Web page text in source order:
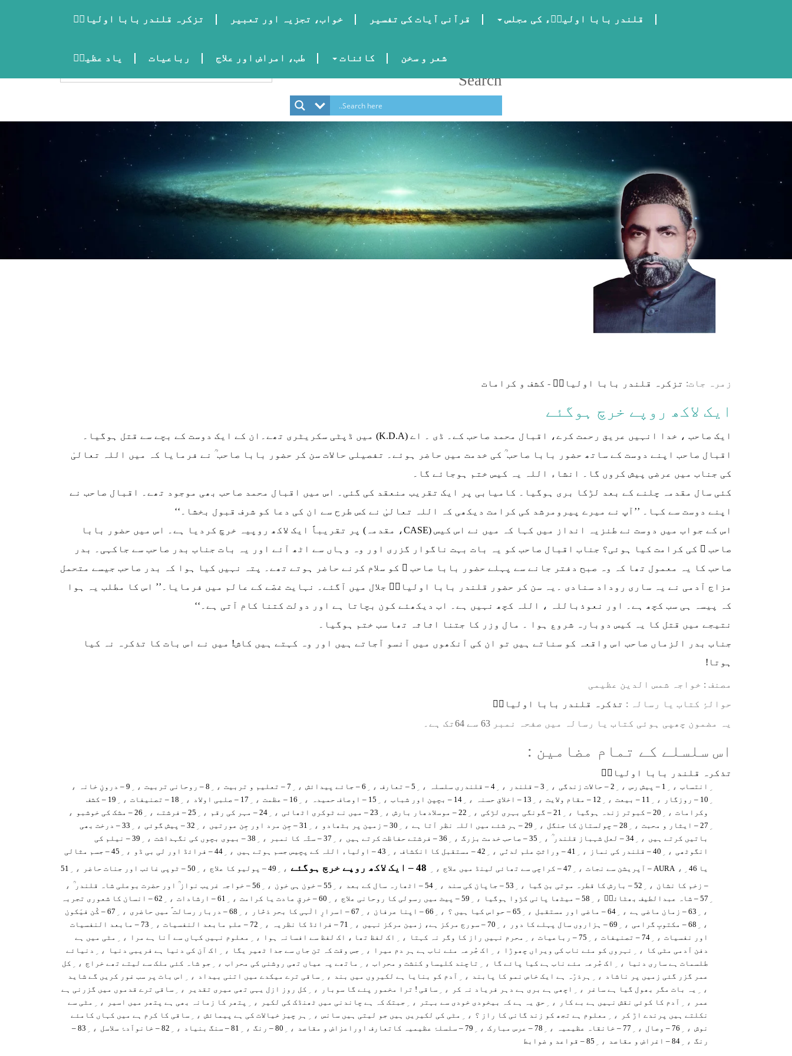
تزکرہ قلندر بابا اولیاءؒ خواب، تجزیہ اور تعبیر قرآنی آیات کی تفسیر قلندر بابا اولیاؒء کی مجلس
یاد عظیمؒ رباعیات طب، امراض اور علاج کائنات شعر و سخن
Search
زمرہ جات: تزکرہ قلندر بابا اولیاءؒ - کشف و کرامات
ایک لاکھ روپے خرچ ہوگئے
ایک صاحب ، خدا انہیں عریق رحمت کرے، اقبال محمد صاحب کے۔ ڈی ۔ اے (K.D.A) میں ڈپٹی سکریٹری تھے۔ان کے ایک دوست کے بچے سے قتل ہوگیا۔
اقبال صاحب اپنے دوست کے ساتھ حضور بابا صاحب ؒ کی خدمت میں حاضر ہوئے۔ تفصیلی حالات سن کر حضور بابا صاحب ؒ نے فرمایا کہ میں اللہ تعالیٰ
کی جناب میں عرضی پیش کروں گا۔ انشاء اللہ یہ کیس ختم ہوجائے گا۔
کئی سال مقدمہ چلنے کے بعد لڑکا بری ہوگیا۔ کامیابی پر ایک تقریب منعقد کی گئی۔ اس میں اقبال محمد صاحب بھی موجود تھے۔ اقبال صاحب نے
اپنے دوست سے کہا۔ ’’آپ نے میرے پیرومرشد کی کرامت دیکھی کہ اللہ تعالیٰ نے کس طرح سے ان کی دعا کو شرف قبول بخشا۔‘‘
اس کے جواب میں دوست نے طنزیہ انداز میں کہا کہ میں نے اس کیس (CASE، مقدمہ) پر تقریباً ایک لاکھ روپیہ خرچ کردیا ہے۔ اس میں حضور بابا
صاحب ؒ کی کرامت کیا ہوئی؟ جناب اقبال صاحب کو یہ بات بہت ناگوار گزری اور وہ وہاں سے اٹھ آئے اور یہ بات جناب بدر صاحب سے جاکہی۔ بدر
صاحب کا یہ معمول تھا کہ وہ صبح دفتر جانے سے پہلے حضور بابا صاحب ؒ کو سلام کرنے حاضر ہوتے تھے۔ پتہ نہیں کیا ہوا کہ بدر صاحب جیسے متحمل
مزاج آدمی نے یہ ساری روداد سنادی ۔یہ سن کر حضور قلندر بابا اولیاءؒ جلال میں آگئے۔ نہایت غصّے کے عالم میں فرمایا۔’’ اس کا مطلب یہ ہوا
کہ پیسہ ہی سب کچھ ہے۔ اور نعوذباللہ ، اللہ کچھ نہیں ہے۔ اب دیکھئے کون بچاتا ہے اور دولت کتنا کام آتی ہے۔‘‘
نتیجے میں قتل کا یہ کیس دوبارہ شروع ہوا ۔ مال وزر کا جتنا اثاثہ تھا سب ختم ہوگیا۔
جناب بدر الزماں صاحب اس واقعہ کو سناتے ہیں تو ان کی آنکھوں میں آنسو آجاتے ہیں اور وہ کہتے ہیں کاش! میں نے اس بات کا تذکرہ نہ کیا
ہوتا!
مصنف : خواجہ شمس الدین عظیمی
⁠⁠⁠حوالۂِ کتاب یا رسالہ : تذکرہ قلندر بابا اولیاءؒ
یہ مضمون چھپی ہوئی کتاب یا رسالہ میں صفحہ نمبر 63 سے 64تک ہے۔
اس سلسلے کے تمام مضامین :
تذکرہ قلندر بابا اولیاءؒ
انتساب ، ِ 1 – پیش رس ، ِ 2 – حالات زندگی ، ِ 3 – قلندر ، ِ 4 – قلندری سلسلہ ، ِ 5 – تعارف ، ِ 6 – جائے پیدائش ، ِ 7 – تعلیم و تربیت ، ِ 8 – روحانی تربیت ، ِ 9 – درونِ خانہ
،
10 – روزگار ، ِ 11 – بیعت ، ِ 12 – مقام ولایت ، ِ 13 – اخلاق حسنہ ، ِ 14 – بچپن اور شباب ، ِ 15 – اوصاف حمیدہ ، ِ 16 – عظمت ، ِ 17 – صلبی اولاد ، ِ 18 – تصنیفات ، ِ
19 – کشف
وکرامات ، ِ 20 – کبوتر زندہ ہوگیا ، ِ 21 – گونگی بہری لڑکی ، ِ 22 – موسلادھار بارش ، ِ 23 – میں نے ٹوکری اٹھائی ، ِ 24 – مہر کی رقم ، ِ 25 – فرشتے ، ِ 26 – مشک کی خوشبو
،
27 – ایثار و محبت ، ِ 28 – چولستان کا جنگل ، ِ 29 – ہر شئے میں اللہ نظر آتا ہے ، ِ 30 – زمین پر بٹھادو ، ِ 31 – جِن مرد اور جِن عورتیں ، ِ 32 – پیش گوئی ، ِ
33 – درخت بھی
باتیں کرتے ہیں ، ِ 34 – لعل شہباز قلندر ؒ ، ِ 35 – صاحب خدمت بزرگ ، ِ 36 – فرشتے حفاظت کرتے ہیں ، ِ 37 – سٹّہ کا نمبر ، ِ 38 – بیوی بچوں کی نگہداشت ، ِ
39 – نیلم کی
انگوٹھی ، ِ 40 – قلندر کی نماز ، ِ 41 – وراثتِ علم لدنّی ، ِ 42 – مستقبل کا انکشاف ، ِ 43 – اولیاء اللہ کے پچیس جسم ہوتے ہیں ، ِ 44 – فرائڈ اور لی بی ڈو ، ِ
45 – جسم مثالی
یا AURA
، ِ 46 – آپریشن سے نجات ، ِ 47 – کراچی سے تھائی لینڈ میں علاج ، ِ 48 – ایک لاکھ روپے خرچ ہوگئے ، ِ 49 – پولیو کا علاج ، ِ 50 – ٹوپی غائب اور جنات حاضر ، ِ
51
– زخم کا نشان ، ِ 52 – بارش کا قطرہ موتی بن گیا ، ِ 53 – جاپان کی سند ، ِ 54 – اٹھارہ سال کے بعد ، ِ 55 – خون ہی خون ، ِ 56 – خواجہ غریب نواز ؒ اور حضرت بوعلی شاہ قلندر ؒ
،
57 – شاہ عبدالطیف بھٹائیؒ ، ِ 58 – میٹھا پانی کڑوا ہوگیا ، ِ 59 – پیٹ میں رسولی کا روحانی علاج ، ِ 60 – خرقِ عادت یا کرامت ، ِ 61 – ارشادات ، ِ 62 – انسان کا شعوری تجربہ
، ِ 63 – زمان ماضی ہے ، ِ 64 – ماضی اور مستقبل ، ِ 65 – حواس کیا ہیں ؟ ، ِ 66 – اپنا عرفان ، ِ 67 – اسرارِ الٰہی کا بحر ذخّار ، ِ 68 – دربار رسالت ؐ میں حاضری ، ِ 67 – کُن فیَکون
، ِ 68 – مکتوبِ گرامی ، ِ 69 – ہزاروں سال پہلے کا دور ، ِ 70 – سورج مرکز ہے، زمین مرکز نہیں ، ِ 71 – فرائڈ کا نظریہ ، ِ 72 – علم مابعد النفسیات ، ِ
73 – مابعد النفسیات
اور نفسیات ، ِ 74 – تصنیفات ، ِ 75 – رباعیات ، ِ محرم نہیں راز کا وگر نہ کہتا ، ِ اک لفظ تھا ، اک لفظ سے افسانہ ہوا ، ِ معلوم نہیں کہاں سے آنا ہے مرا ، ِ
مٹی میں ہے
دفن آدمی مٹی کا
، ِ نہروں کو مئے ناب کی ویراں چھوڑا ، ِ اک جُرعہ مئے ناب ہے ہر دم میرا ، ِ جس وقت کہ تن جاں سے جدا ٹھیر یگا ، ِ اک آن کی دنیا ہے فریبی دنیا ، ِ
دنیائے
طلسمات ہے ساری دنیا
، ِ اک جُرعہ مئے ناب ہے کیا پائے گا ، ِ تاچند کلیساو کنشت و محراب ، ِ ماتھے پہ عیاں تھی روشنی کی محراب ، ِ جو شاہ کئی ملک سے لیتے تھے خراج ، ِ
کل
عمر گزر گئی زمیں پر ناشاد ، ِ ہرذرّہ ہے ایک خاص نمو کا پابند ، ِ آدم کو بنایا ہے لکیروں میں بند ، ِ ساقی ترے میکدے میں اتنی بیداد ، ِ اس بات پر سب غور کریں گے شاید
، ِ یہ بات مگر بھول گیا ہے ساغر ، ِ اچھی ہے بری ہے دہر فریاد نہ کر ، ِ ساقی ! ترا مخمور پئے گا سوبار ، ِ کل روز ازل یہی تھی میری تقدیر ، ِ
ساقی ترے قدموں میں گزرنی ہے
عمر
، ِ آدم کا کوئی نقش نہیں ہے بے کار ، ِ حق یہ ہے کہ بیخودی خودی سے بہتر ، ِ جبتک کہ ہے چاندنی میں ٹھنڈک کی لکیر ، ِ پتھر کا زمانہ بھی ہے پتھر میں اسیر ، ِ
مٹی سے
نکلتے ہیں پرندے اڑ کر
، ِ معلوم ہے تجھ کو زند گانی کا راز ؟ ، ِ مٹی کی لکیریں ہیں جو لیتی ہیں سانس ، ِ ہر چیز خیالات کی ہے پیمائش ، ِ
ساقی کا کرم ہے میں کہاں کامئے
نوش ، ِ 76 – وصال ، ِ 77 – خانقاہ عظیمیہ ، ِ 78 – عرس مبارک ، ِ 79 – سلسلۂ عظیمیہ کاتعارف اوراعزاض و مقاصد ، ِ 80 – رنگ ، ِ 81 – سنگ بنیاد ، ِ 82 – خانواَدۂ سلاسل ، ِ
83 –
رنگ ، ِ 84 – اغراض و مقاصد ، ِ 85 – قواعد و ضوابط